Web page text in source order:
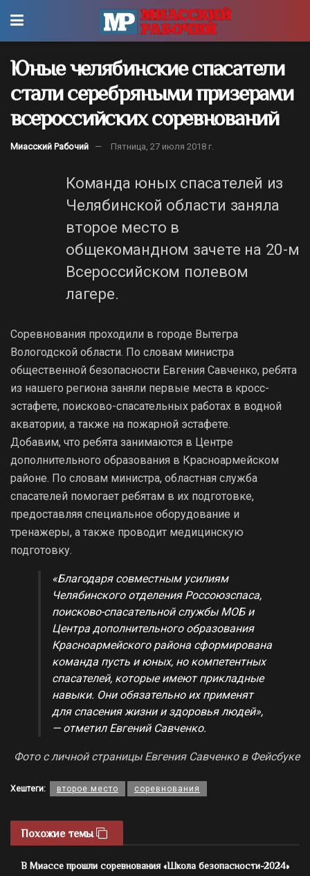
Юные челябинские спасатели
стали серебряными призерами
всероссийских соревнований
Миасский Рабочий Пятница, 27 июля 2018 г.
Команда юных спасателей из
Челябинской области заняла
второе место в
общекомандном зачете на 20-м
Всероссийском полевом
лагере.
Соревнования проходили в городе Вытегра
Вологодской области. По словам министра
общественной безопасности Евгения Савченко, ребята
из нашего региона заняли первые места в кросс-
эстафете, поисково-спасательных работах в водной
акватории, а также на пожарной эстафете.
Добавим, что ребята занимаются в Центре
дополнительного образования в Красноармейском
районе. По словам министра, областная служба
спасателей помогает ребятам в их подготовке,
предоставляя специальное оборудование и
тренажеры, а также проводит медицинскую
подготовку.
«Благодаря совместным усилиям
Челябинского отделения Россоюзспаса,
поисково-спасательной службы МОБ и
Центра дополнительного образования
Красноармейского района сформирована
команда пусть и юных, но компетентных
спасателей, которые имеют прикладные
навыки. Они обязательно их применят
для спасения жизни и здоровья людей»,
— отметил Евгений Савченко.
Фото с личной страницы Евгения Савченко в Фейсбуке
Хештеги: второе место соревнования
Похожие темы
В Миассе прошли соревнования «Школа безопасности-2024»